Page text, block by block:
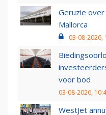
Geruzie
Mallorca
03-08-2026,
voor bod
03-08-2026,
WestJet